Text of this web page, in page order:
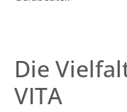
Die
VITA